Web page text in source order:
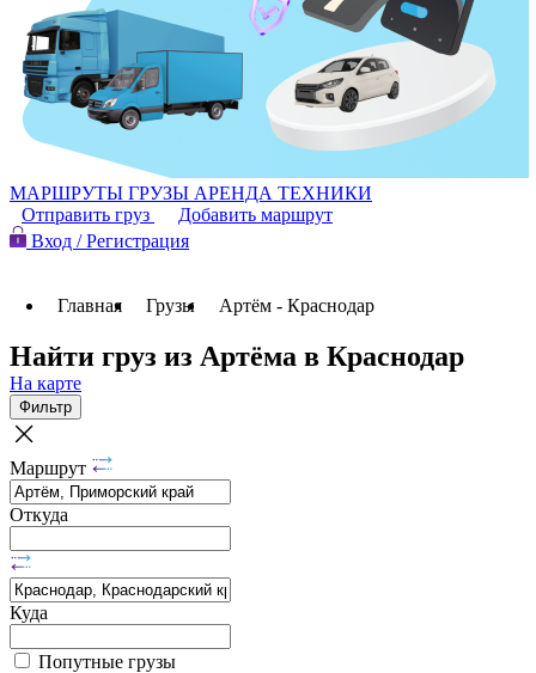
МАРШРУТЫ ГРУЗЫ АРЕНДА ТЕХНИКИ
Отправить груз
Добавить маршрут
Вход / Регистрация
Главная Грузы Артём - Краснодар
Найти груз из Артёма в Краснодар
На карте
Фильтр
Маршрут
Откуда
Куда
Попутные грузы